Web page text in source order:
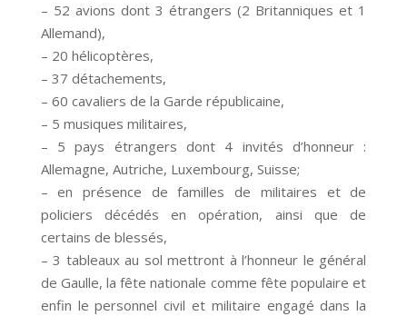
– 52 avions dont 3 étrangers (2 Britanniques et 1
Allemand),
– 20 hélicoptères,
– 37 détachements,
– 60 cavaliers de la Garde républicaine,
– 5 musiques militaires,
– 5 pays étrangers dont 4 invités d’honneur :
Allemagne, Autriche, Luxembourg, Suisse;
– en présence de familles de militaires et de
policiers décédés en opération, ainsi que de
certains de blessés,
– 3 tableaux au sol mettront à l’honneur le général
de Gaulle, la fête nationale comme fête populaire et
enfin le personnel civil et militaire engagé dans la